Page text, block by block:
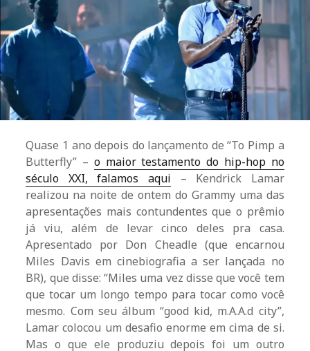
Quase 1 ano depois do lançamento de “To Pimp a
Butterfly” – o maior testamento do hip-hop no
século XXI, falamos aqui – Kendrick Lamar
realizou na noite de ontem do Grammy uma das
apresentações mais contundentes que o prêmio
já viu, além de levar cinco deles pra casa.
Apresentado por Don Cheadle (que encarnou
Miles Davis em cinebiografia a ser lançada no
BR), que disse: “Miles uma vez disse que você tem
que tocar um longo tempo para tocar como você
mesmo. Com seu álbum “good kid, m.A.A.d city”,
Lamar colocou um desafio enorme em cima de si.
Mas o que ele produziu depois foi um outro